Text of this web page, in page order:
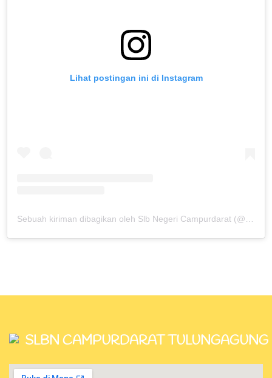
Lihat postingan ini di Instagram
Sebuah kiriman dibagikan oleh Slb Negeri Campurdarat (@slbncampurdarat)
SLBN CAMPURDARAT TULUNGAGUNG